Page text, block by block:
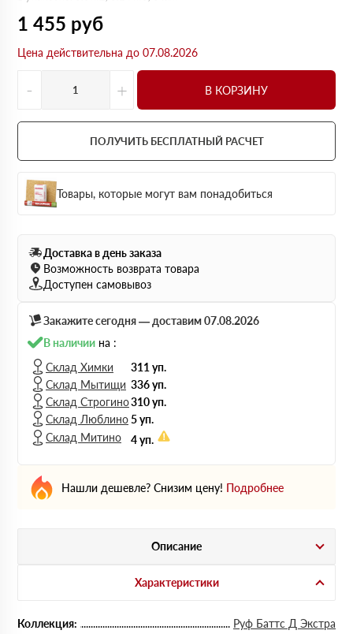
1 455 руб
Цена действительна до 07.08.2026
- + В КОРЗИНУ
ПОЛУЧИТЬ БЕСПЛАТНЫЙ РАСЧЕТ
Товары, которые могут вам понадобиться
Доставка в день заказа
Возможность возврата товара
Доступен самовывоз
Закажите сегодня — доставим 07.08.2026
В наличии на :
Склад Химки
311 уп.
Склад Мытищи 336 уп.
Склад Строгино310 уп.
Склад Люблино 5 уп.
Склад Митино
4 уп.
Нашли дешевле? Снизим цену! Подробнее
Описание
Характеристики
Коллекция:
Руф Баттс Д Экстра